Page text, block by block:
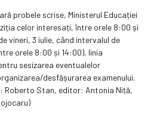
probele scrise, Ministerul Educației
celor interesați, între orele 8:00 și
vineri, 3 iulie, când intervalul de
orele 8:00 și 14:00), linia
sesizarea eventualelor
desfășurarea examenului.
Roberto Stan, editor: Antonia Niță,